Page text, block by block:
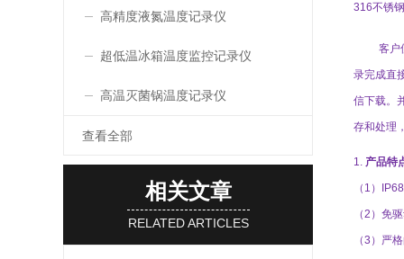
高精度液氮温度记录仪
超低温冰箱温度监控记录仪
高温灭菌锅温度记录仪
查看全部
相关文章
RELATED ARTICLES
316不锈钢
客户
录完成直
信下载。
存和处理
1. 产品特
（ 1 ） IP68
（2 ）免
（3 ）严